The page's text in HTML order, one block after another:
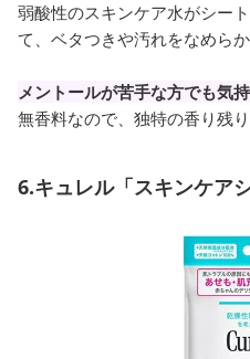
弱酸性のスキンケア水がシー
て、ベタつきや汚れをなめらか
メントールが苦手な方でも気
無香料なので、独特の香り残り
6.キュレル「スキンケア